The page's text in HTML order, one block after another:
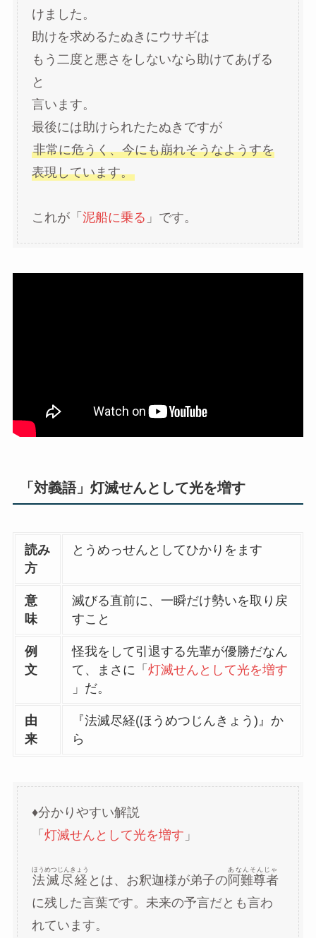
けました。
助けを求めるたぬきにウサギは
もう二度と悪さをしないなら助けてあげる
と
言います。
最後には助けられたたぬきですが
非常に危うく、今にも崩れそうなようすを
表現しています。
これが「 泥船に乗る 」です。
「対義語」灯滅せんとして光を増す
読み
方
とうめっせんとしてひかりをます
意
味
滅びる直前に、一瞬だけ勢いを取り戻
すこと
例
文
怪我をして引退する先輩が優勝だなん
て、まさに「灯滅せんとして光を増す
」だ。
由
来
『法滅尽経(ほうめつじんきょう)』か
ら
♦分かりやすい解説
「 灯滅せんとして光を増す 」
法滅尽経
ほうめつじんきょう
とは、お釈迦様が弟子の阿難尊者
あなんそんじゃ
に残した言葉です。未来の予言だとも言わ
れています。